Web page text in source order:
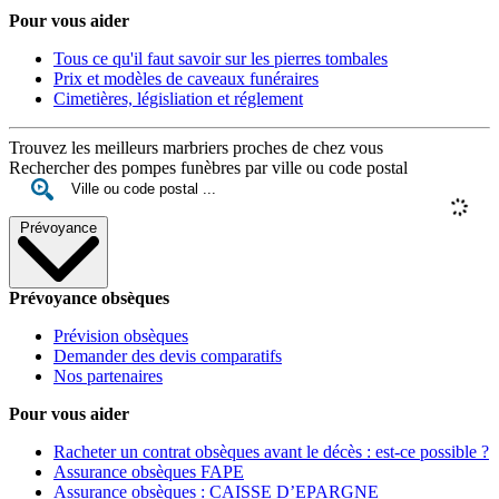
Pour vous aider
Tous ce qu'il faut savoir sur les pierres tombales
Prix et modèles de caveaux funéraires
Cimetières, législiation et réglement
Trouvez les meilleurs marbriers proches de chez vous
Rechercher des pompes funèbres par ville ou code postal
Prévoyance
Prévoyance obsèques
Prévision obsèques
Demander des devis comparatifs
Nos partenaires
Pour vous aider
Racheter un contrat obsèques avant le décès : est-ce possible ?
Assurance obsèques FAPE
Assurance obsèques : CAISSE D’EPARGNE